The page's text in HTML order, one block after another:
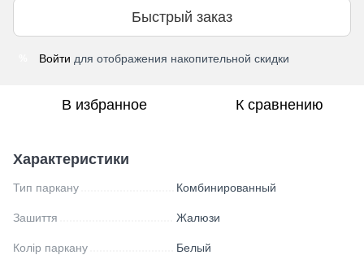
Быстрый заказ
Войти для отображения накопительной скидки
В избранное К сравнению
Характеристики
Тип паркану Комбинированный
Зашиття Жалюзи
Колір паркану Белый